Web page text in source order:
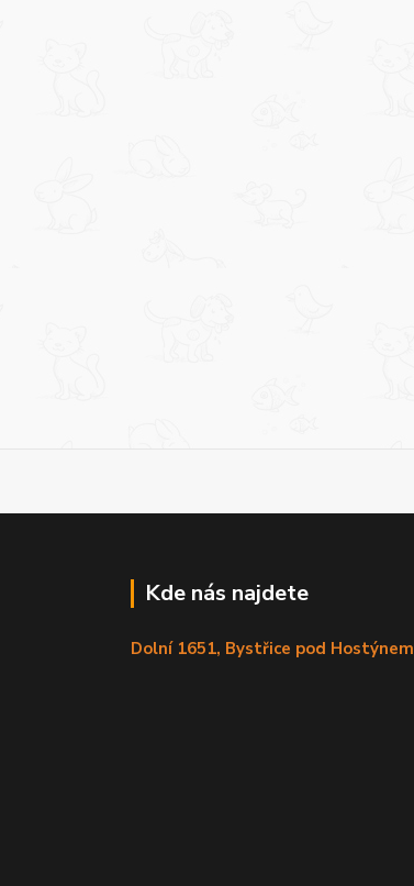
Kde nás najdete
Dolní 1651, Bystřice pod Hostýnem